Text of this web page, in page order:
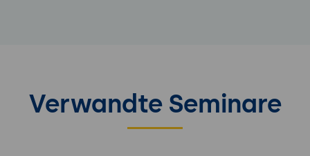
Verwandte Seminare